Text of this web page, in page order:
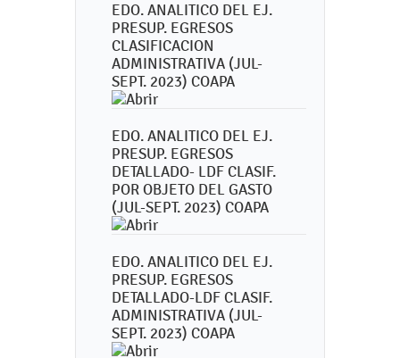
EDO. ANALITICO DEL EJ.
PRESUP. EGRESOS
CLASIFICACION
ADMINISTRATIVA (JUL-
SEPT. 2023) COAPA
EDO. ANALITICO DEL EJ.
PRESUP. EGRESOS
DETALLADO- LDF CLASIF.
POR OBJETO DEL GASTO
(JUL-SEPT. 2023) COAPA
EDO. ANALITICO DEL EJ.
PRESUP. EGRESOS
DETALLADO-LDF CLASIF.
ADMINISTRATIVA (JUL-
SEPT. 2023) COAPA